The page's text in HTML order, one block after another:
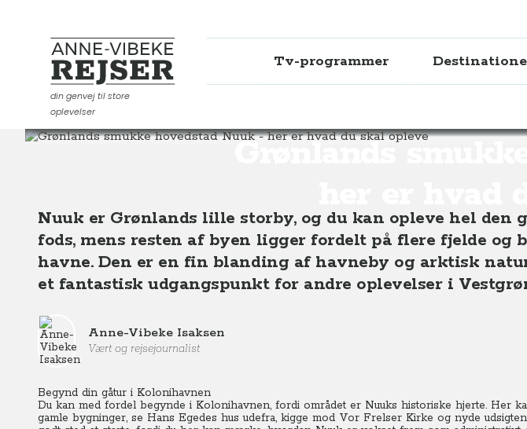
Anne-Vibeke Rejser
din genvej til store
oplevelser
Tv-programmer
Grønlands
Destinationer
Nuuk er Grønlands lille storby, og du kan opleve hel den
fods, mens resten af byen ligger fordelt på flere fjelde og
havne. Den er en fin blanding af havneby og arktisk
et fantastisk udgangspunkt for andre oplevelser i
Anne-Vibeke Isaksen
Vært og rejsejournalist
Begynd din gåtur i Kolonihavnen
Du kan med fordel begynde i Kolonihavnen, fordi området er Nuuks historiske hjerte. Her
gamle bygninger, se Hans Egedes hus udefra, kigge mod Vor Frelser Kirke og nyde